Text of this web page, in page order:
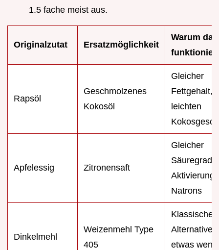
1.5 fache meist aus.
Originalzutat Ersatzmöglichkeit
Warum das
funktioniert
Rapsöl
Geschmolzenes
Kokosöl
Gleicher
Fettgehalt,
leichten
Apfelessig Zitronensaft
Gleicher
Säuregrad
Aktivierung
Natrons
Dinkelmehl
Weizenmehl Type
405
Klassische
Alternative,
etwas